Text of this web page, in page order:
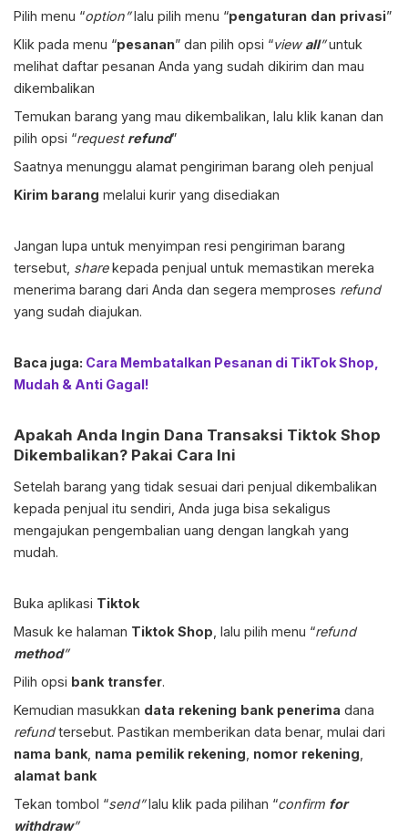
Pilih menu “option”lalu pilih menu “pengaturan dan privasi”
Klik pada menu “pesanan” dan pilih opsi “view all”untuk
melihat daftar pesanan Anda yang sudah dikirim dan mau
dikembalikan
Temukan barang yang mau dikembalikan, lalu klik kanan dan
pilih opsi “request refund”
Saatnya menunggu alamat pengiriman barang oleh penjual
Kirim barang melalui kurir yang disediakan
Jangan lupa untuk menyimpan resi pengiriman barang
tersebut, sharekepada penjual untuk memastikan mereka
menerima barang dari Anda dan segera memproses refund
yang sudah diajukan.
Baca juga: Cara Membatalkan Pesanan di TikTok Shop,
Mudah & Anti Gagal!
Apakah Anda Ingin Dana Transaksi Tiktok Shop
Dikembalikan? Pakai Cara Ini
Setelah barang yang tidak sesuai dari penjual dikembalikan
kepada penjual itu sendiri, Anda juga bisa sekaligus
mengajukan pengembalian uang dengan langkah yang
mudah.
Buka aplikasi Tiktok
Masuk ke halaman Tiktok Shop , lalu pilih menu “refund
method”
Pilih opsi bank transfer.
Kemudian masukkan data rekening bank penerima dana
refundtersebut. Pastikan memberikan data benar, mulai dari
nama bank nama pemilik rekening nomor rekening
alamat bank
Tekan tombol “send”lalu klik pada pilihan “confirm for
withdraw”